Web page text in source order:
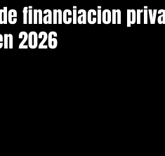
financiacion
2026